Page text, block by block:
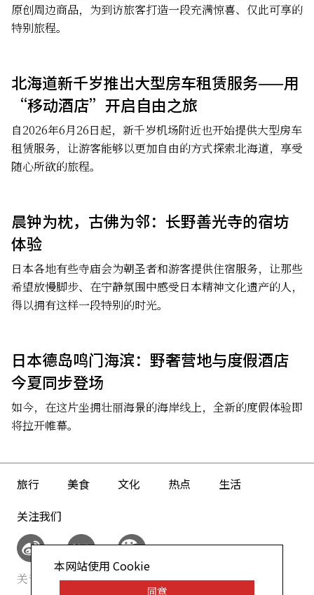
原创周边商品，为到访旅客打造一段充满惊喜、仅此可享的
特别旅程。
北海道新千岁推出大型房车租赁服务——用
“移动酒店”开启自由之旅
自2026年6月26日起，新千岁机场附近也开始提供大型房车
租赁服务，让游客能够以更加自由的方式探索北海道，享受
随心所欲的旅程。
晨钟为枕，古佛为邻：长野善光寺的宿坊
体验
日本各地有些寺庙会为朝圣者和游客提供住宿服务，让那些
希望放慢脚步、在宁静氛围中感受日本精神文化遗产的人，
得以拥有这样一段特别的时光。
日本德岛鸣门海滨：野奢营地与度假酒店
今夏同步登场
如今，在这片坐拥壮丽海景的海岸线上，全新的度假体验即
将拉开帷幕。
旅行 美食 文化 热点
生活
关注我们
关于我们 网站政策
本网站使用 Cookie
同意